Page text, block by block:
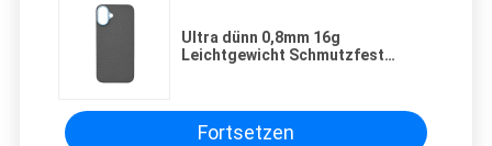
Ultra dünn 0,8mm 16g
Leichtgewicht Schmutzfest
Fortsetzen